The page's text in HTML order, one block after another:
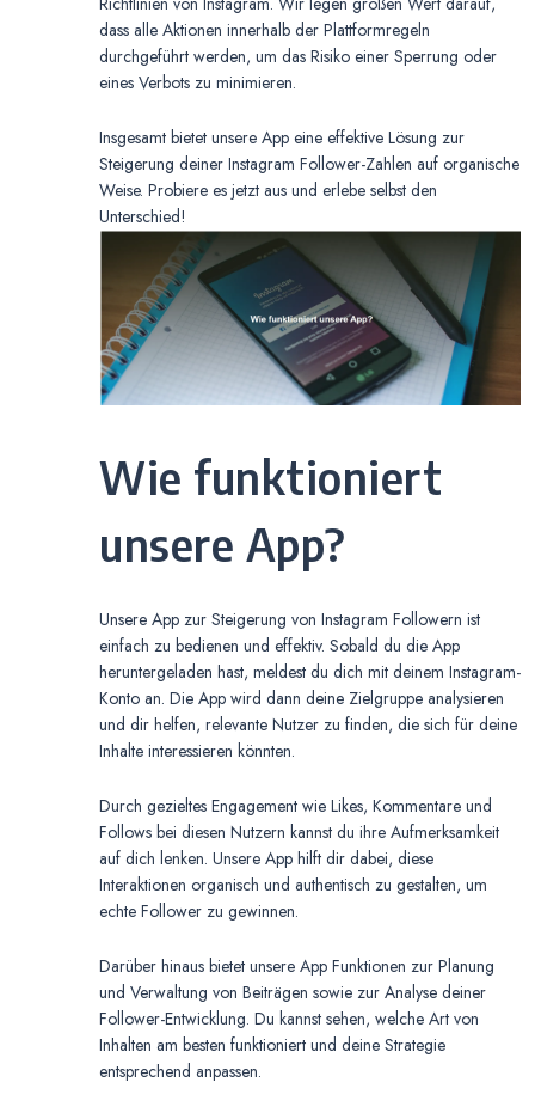
dass alle Aktionen innerhalb der Plattformregeln
durchgeführt werden, um das Risiko einer Sperrung oder
eines Verbots zu minimieren.
Insgesamt bietet unsere App eine effektive Lösung zur
Steigerung deiner Instagram Follower-Zahlen auf organische
Weise. Probiere es jetzt aus und erlebe selbst den
Unterschied!
Wie funktioniert
unsere App?
Unsere App zur Steigerung von Instagram Followern ist
einfach zu bedienen und effektiv. Sobald du die App
heruntergeladen hast, meldest du dich mit deinem Instagram-
Konto an. Die App wird dann deine Zielgruppe analysieren
und dir helfen, relevante Nutzer zu finden, die sich für deine
Inhalte interessieren könnten.
Durch gezieltes Engagement wie Likes, Kommentare und
Follows bei diesen Nutzern kannst du ihre Aufmerksamkeit
auf dich lenken. Unsere App hilft dir dabei, diese
Interaktionen organisch und authentisch zu gestalten, um
echte Follower zu gewinnen.
Darüber hinaus bietet unsere App Funktionen zur Planung
und Verwaltung von Beiträgen sowie zur Analyse deiner
Follower-Entwicklung. Du kannst sehen, welche Art von
Inhalten am besten funktioniert und deine Strategie
entsprechend anpassen.